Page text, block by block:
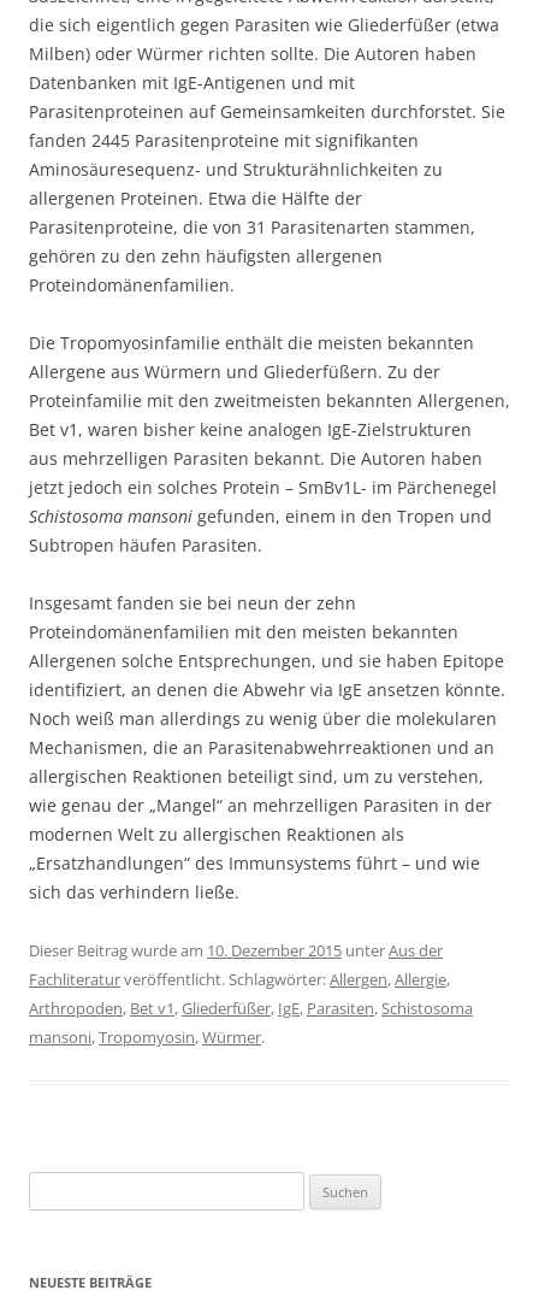
die sich eigentlich gegen Parasiten wie Gliederfüßer (etwa
Milben) oder Würmer richten sollte. Die Autoren haben
Datenbanken mit IgE-Antigenen und mit
Parasitenproteinen auf Gemeinsamkeiten durchforstet. Sie
fanden 2445 Parasitenproteine mit signifikanten
Aminosäuresequenz- und Strukturähnlichkeiten zu
allergenen Proteinen. Etwa die Hälfte der
Parasitenproteine, die von 31 Parasitenarten stammen,
gehören zu den zehn häufigsten allergenen
Proteindomänenfamilien.
Die Tropomyosinfamilie enthält die meisten bekannten
Allergene aus Würmern und Gliederfüßern. Zu der
Proteinfamilie mit den zweitmeisten bekannten Allergenen,
Bet v1, waren bisher keine analogen IgE-Zielstrukturen
aus mehrzelligen Parasiten bekannt. Die Autoren haben
jetzt jedoch ein solches Protein – SmBv1L- im Pärchenegel
Schistosoma mansoni gefunden, einem in den Tropen und
Subtropen häufen Parasiten.
Insgesamt fanden sie bei neun der zehn
Proteindomänenfamilien mit den meisten bekannten
Allergenen solche Entsprechungen, und sie haben Epitope
identifiziert, an denen die Abwehr via IgE ansetzen könnte.
Noch weiß man allerdings zu wenig über die molekularen
Mechanismen, die an Parasitenabwehrreaktionen und an
allergischen Reaktionen beteiligt sind, um zu verstehen,
wie genau der „Mangel“ an mehrzelligen Parasiten in der
modernen Welt zu allergischen Reaktionen als
„Ersatzhandlungen“ des Immunsystems führt – und wie
sich das verhindern ließe.
Dieser Beitrag wurde am 10. Dezember 2015 unterAus der
Fachliteraturveröffentlicht. Schlagwörter:Allergen,Allergie,
Arthropoden, Bet v1,Gliederfüßer, IgE, Parasiten,Schistosoma
mansoni,Tropomyosin,Würmer.
nach:
NEUESTE BEITRÄGE